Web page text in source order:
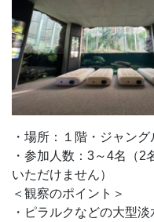
・場所：１階・ジャン
・参加人数：3～4名（
いただけません）
＜観察のポイント＞
・ピラルクなどの大型